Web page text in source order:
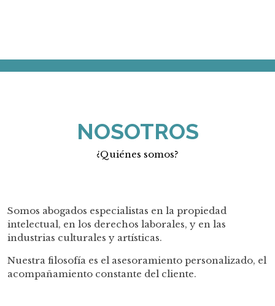
NOSOTROS
¿Quiénes somos?
Somos abogados especialistas en la propiedad
intelectual, en los derechos laborales, y en las
industrias culturales y artísticas.
Nuestra filosofía es el asesoramiento personalizado, el
acompañamiento constante del cliente.